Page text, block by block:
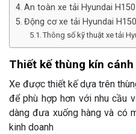
An toàn xe tải Hyundai
Động cơ xe tải Hyundai
Thông số kỹ thuật xe tải
Thiết kế thùng kín
Xe được thiết kế dựa trên
để phù hợp hơn với nhu cầu
dàng đưa xuống hàng và có
kinh doanh